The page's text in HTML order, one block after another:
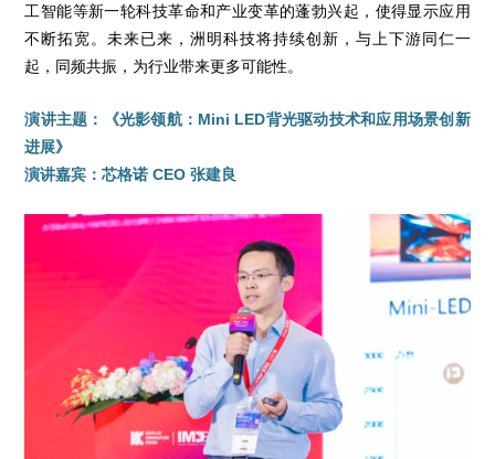
工智能等新一轮科技革命和产业变革的蓬勃兴起，使得显示应用
不断拓宽。未来已来，洲明科技将持续创新，与上下游同仁一
起，同频共振，为行业带来更多可能性。
演讲主题：《光影领航：Mini LED背光驱动技术和应用场景创新
进展》
演讲嘉宾：芯格诺 CEO 张建良